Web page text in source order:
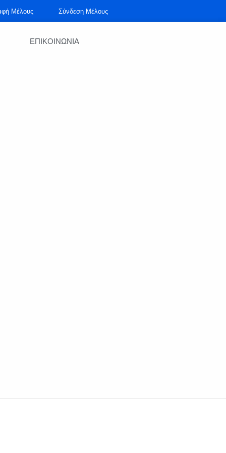
Μέλους Σύνδεση Μέλους
ΕΠΙΚΟΙΝΩΝΙΑ